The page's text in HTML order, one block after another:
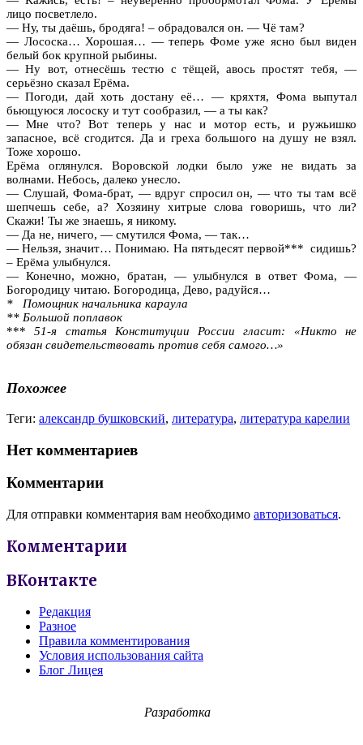
лицо посветлело.
— Ну, ты даёшь, бродяга! – обрадовался он. — Чё там?
— Лососка… Хорошая… — теперь Фоме уже ясно был виден
белый бок крупной рыбины.
— Ну вот, отнесёшь тестю с тёщей, авось простят тебя, —
серьёзно сказал Ерёма.
— Погоди, дай хоть достану её… — кряхтя, Фома выпутал
бьющуюся лососку и тут сообразил, — а ты как?
— Мне что? Вот теперь у нас и мотор есть, и ружьишко
запасное, всё сгодится. Да и греха большого на душу не взял.
Тоже хорошо.
Ерёма оглянулся. Воровской лодки было уже не видать за
волнами. Небось, далеко унесло.
— Слушай, Фома-брат, — вдруг спросил он, — что ты там всё
шепчешь себе, а? Хозяину хитрые слова говоришь, что ли?
Скажи! Ты же знаешь, я никому.
— Да не, ничего, — смутился Фома, — так…
— Нельзя, значит… Понимаю. На пятьдесят первой*** сидишь?
– Ерёма улыбнулся.
— Конечно, можно, братан, — улыбнулся в ответ Фома, —
Богородицу читаю. Богородица, Дево, радуйся…
* Помощник начальника караула
** Большой поплавок
***51-я статья Конституции России гласит: «Никто не
обязан свидетельствовать против себя самого…»
Похожее
Теги: александр бушковский, литература, литература карелии
Нет комментариев
Комментарии
Для отправки комментария вам необходимо авторизоваться.
Комментарии
ВКонтакте
Редакция
Разное
Правила комментирования
Условия использования сайта
Блог Лицея
Разработка